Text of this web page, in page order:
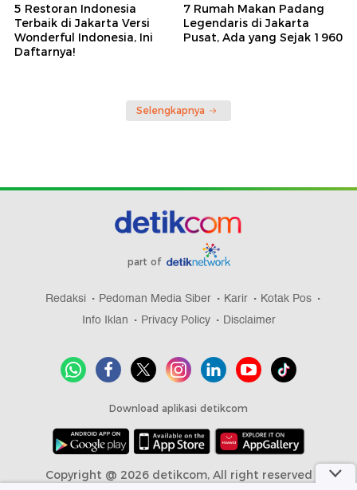
5 Restoran Indonesia
Terbaik di Jakarta Versi
Wonderful Indonesia, Ini
Daftarnya!
7 Rumah Makan Padang
Legendaris di Jakarta
Pusat, Ada yang Sejak 1960
Selengkapnya
part of
Redaksi Pedoman Media Siber Karir
Kotak Pos
Info Iklan
Privacy Policy Disclaimer
Download aplikasi detikcom
Copyright @ 2026 detikcom, All right reserved